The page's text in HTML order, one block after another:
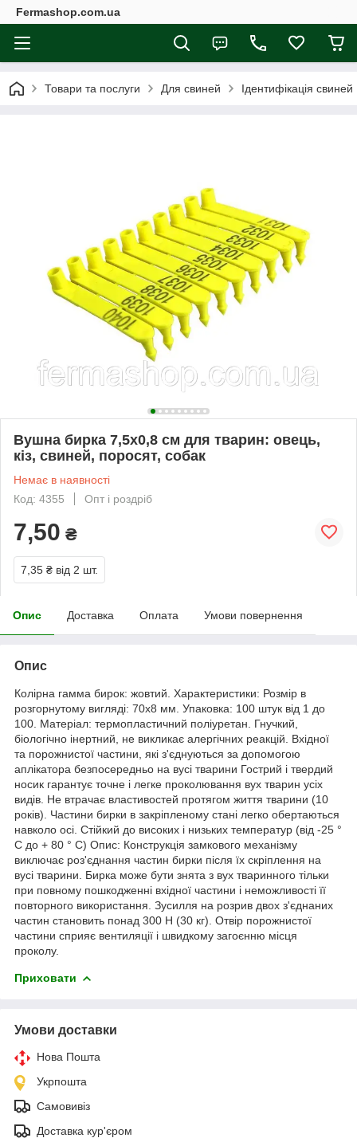
Fermashop.com.ua
Товари та послуги Для свиней Ідентифікація свиней
Вушна бирка 7,5х0,8 см для тварин: овець,
кіз, свиней, поросят, собак
Немає в наявності
Код: 4355
Опт і роздріб
7,50 ₴
7,35 ₴ від 2 шт.
Опис Доставка Оплата Умови повернення
Опис
Колірна гамма бирок: жовтий. Характеристики: Розмір в
розгорнутому вигляді: 70х8 мм. Упаковка: 100 штук від 1 до
100. Матеріал: термопластичний поліуретан. Гнучкий,
біологічно інертний, не викликає алергічних реакцій. Вхідної
та порожнистої частини, які з'єднуються за допомогою
аплікатора безпосередньо на вусі тварини Гострий і твердий
носик гарантує точне і легке проколювання вух тварин усіх
видів. Не втрачає властивостей протягом життя тварини (10
років). Частини бирки в закріпленому стані легко обертаються
навколо осі. Стійкий до високих і низьких температур (від -25 °
С до + 80 ° С) Опис: Конструкція замкового механізму
виключає роз'єднання частин бирки після їх скріплення на
вусі тварини. Бирка може бути знята з вух тваринного тільки
при повному пошкодженні вхідної частини і неможливості її
повторного використання. Зусилля на розрив двох з'єднаних
частин становить понад 300 Н (30 кг). Отвір порожнистої
частини сприяє вентиляції і швидкому загоєнню місця
проколу.
Приховати
Умови доставки
Нова Пошта
Укрпошта
Самовивіз
Доставка кур'єром